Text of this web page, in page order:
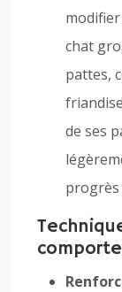
chat
pattes,
de ses